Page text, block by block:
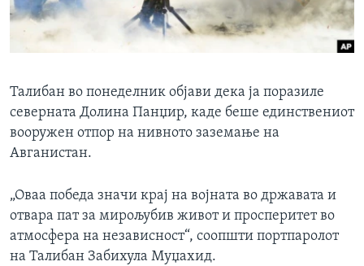
ИНТЕРВЈУА
Јазици
Талибан во понеделник објави дека ја поразиле
северната Долина Панџир, каде беше единствениот
вооружен отпор на нивното заземање на
Авганистан.
„Оваа победа значи крај на војната во државата и
отвара пат за мирољубив живот и просперитет во
атмосфера на независност“, соопшти портпаролот
на Талибан Забихула Муџахид.